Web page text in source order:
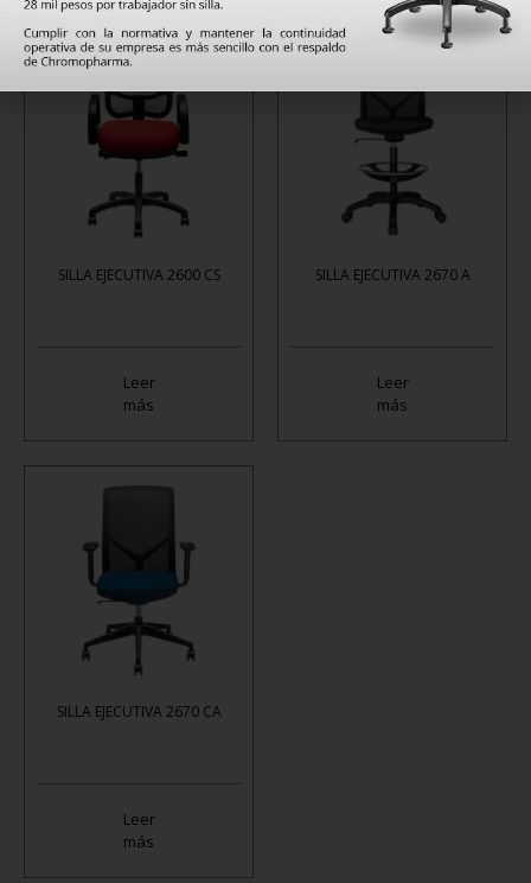
SILLA EJECUTIVA 2600 CS
Leer
más
SILLA EJECUTIVA 2670 A
Leer
más
SILLA EJECUTIVA 2670 CA
Leer
más